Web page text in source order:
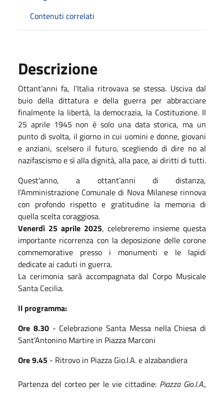
Contenuti correlati
Descrizione
Ottant’anni fa, l’Italia ritrovava se stessa. Usciva dal
buio della dittatura e della guerra per abbracciare
finalmente la libertà, la democrazia, la Costituzione. Il
25 aprile 1945 non è solo una data storica, ma un
punto di svolta, il giorno in cui uomini e donne, giovani
e anziani, scelsero il futuro, scegliendo di dire no al
nazifascismo e sì alla dignità, alla pace, ai diritti di tutti.
Quest'anno, a ottant’anni di distanza,
l’Amministrazione Comunale di Nova Milanese rinnova
con profondo rispetto e gratitudine la memoria di
quella scelta coraggiosa.
Venerdì 25 aprile 2025, celebreremo insieme questa
importante ricorrenza con la deposizione delle corone
commemorative presso i monumenti e le lapidi
dedicate ai caduti in guerra.
La cerimonia sarà accompagnata dal Corpo Musicale
Santa Cecilia.
Il programma:
Ore 8.30- Celebrazione Santa Messa nella Chiesa di
Sant’Antonino Martire in Piazza Marconi
Ore 9.45 - Ritrovo in Piazza Gio.I.A. e alzabandiera
Partenza del corteo per le vie cittadine: Piazza Gio.I.A.,